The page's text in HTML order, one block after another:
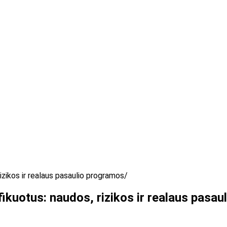
ir realaus pasaulio programos
naudos, rizikos ir realaus